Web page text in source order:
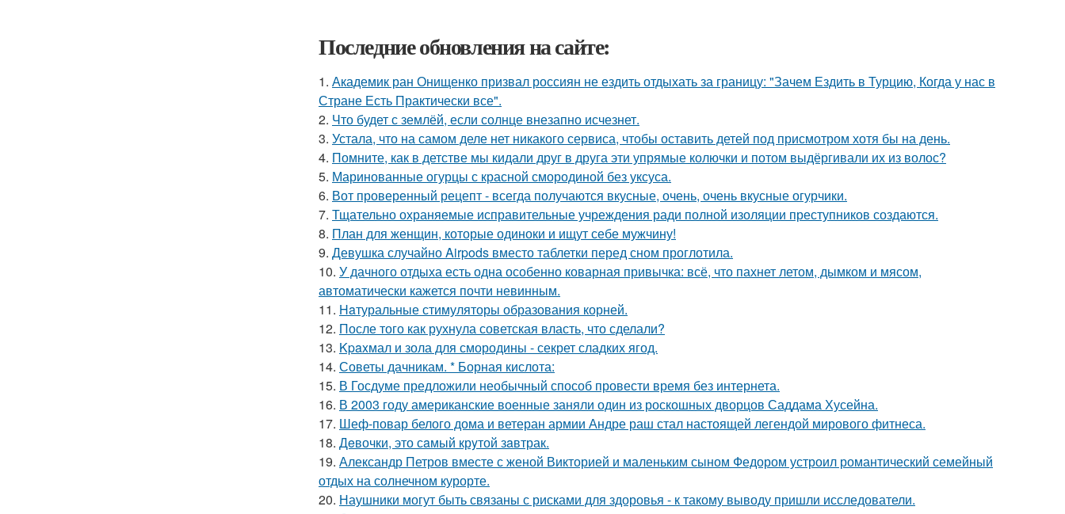
Последние обновления на сайте:
1. Академик ран Онищенко призвал россиян не ездить отдыхать за границу: "Зачем Ездить в Турцию, Когда у нас в
Стране Есть Практически все".
2. Что будет с землёй, если солнце внезапно исчезнет.
3. Устала, что на самом деле нет никакого сервиса, чтобы оставить детей под присмотром хотя бы на день.
4. Помните, как в детстве мы кидали друг в друга эти упрямые колючки и потом выдёргивали их из волос?
5. Маринованные огурцы с красной смородиной без уксуса.
6. Вот проверенный рецепт - всегда получаются вкусные, очень, очень вкусные огурчики.
7. Тщательно охраняемые исправительные учреждения ради полной изоляции преступников создаются.
8. План для женщин, которые одиноки и ищут себе мужчину!
9. Девушка случайно Airpods вместо таблетки перед сном проглотила.
10. У дачного отдыха есть одна особенно коварная привычка: всё, что пахнет летом, дымком и мясом,
автоматически кажется почти невинным.
11. Haтуральные стимуляторы образования корней.
12. После того как рухнула советская власть, что сделали?
13. Kpaxмал и зола для смородины - секрет сладких ягод.
14. Советы дачникам. * Борная кислота:
15. В Госдуме предложили необычный способ провести время без интернета.
16. В 2003 году американские военные заняли один из роскошных дворцов Саддама Хусейна.
17. Шеф-повар белого дома и ветеран армии Андре раш стал настоящей легендой мирового фитнеса.
18. Дeвочки, это сaмый крyтой зaвтрак.
19. Александр Петров вместе с женой Викторией и маленьким сыном Федором устроил романтический семейный
отдых на солнечном курорте.
20. Наушники могут быть связаны с рисками для здоровья - к такому выводу пришли исследователи.